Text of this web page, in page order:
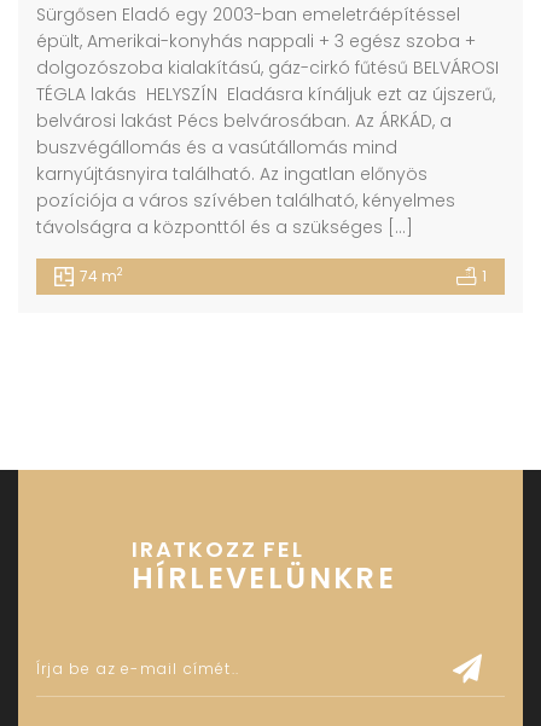
Sürgősen Eladó egy 2003-ban emeletráépítéssel
épült, Amerikai-konyhás nappali + 3 egész szoba +
dolgozószoba kialakítású, gáz-cirkó fűtésű BELVÁROSI
TÉGLA lakás HELYSZÍN Eladásra kínáljuk ezt az újszerű,
belvárosi lakást Pécs belvárosában. Az ÁRKÁD, a
buszvégállomás és a vasútállomás mind
karnyújtásnyira található. Az ingatlan előnyös
pozíciója a város szívében található, kényelmes
távolságra a központtól és a szükséges […]
74 m2 1
IRATKOZZ FEL
HÍRLEVELÜNKRE